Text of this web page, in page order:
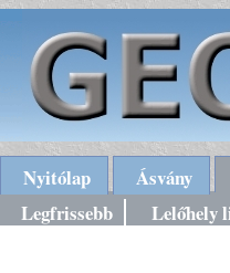
Nyitólap Ásvány
Legfrissebb
Lelőhely